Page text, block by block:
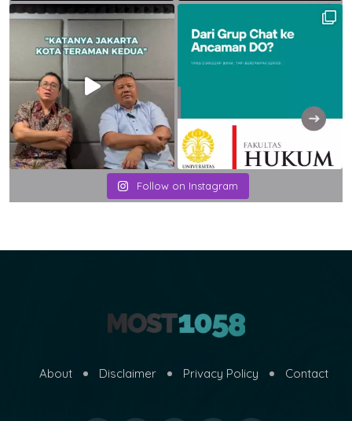
Follow on Instagram
About Disclaimer Privacy Policy Contact